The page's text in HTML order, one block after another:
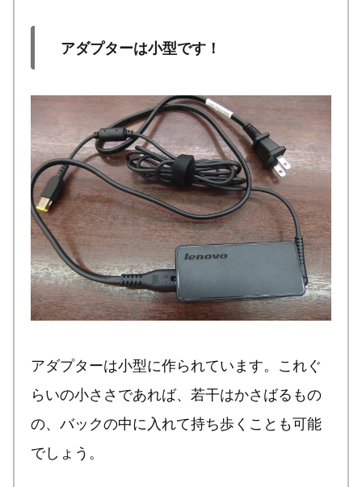
アダプターは小型です！
アダプターは小型に作られています。これぐ
らいの小ささであれば、若干はかさばるもの
の、バックの中に入れて持ち歩くことも可能
でしょう。